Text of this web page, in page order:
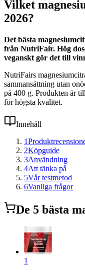
Vilket
2026?
Det bästa
från NutriFair. Hög
veganskt gör det till
NutriFairs
sammansättning utan
på 400 g. Produkten är
för högsta kvalitet.
Innehåll
1
2Köpguide
3Användning
4Att tänka på
5Vår testmetod
6Vanliga frågor
De 5 bästa
1